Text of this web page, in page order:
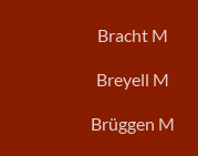
Bracht M
Breyell M
Brüggen M